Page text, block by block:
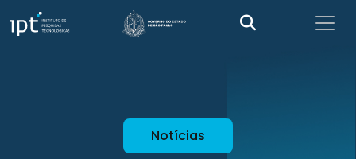
Notícias